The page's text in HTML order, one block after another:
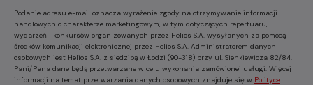
Podanie adresu e-mail oznacza wyrażenie zgody na otrzymywanie informacji
handlowych o charakterze marketingowym, w tym dotyczących repertuaru,
wydarzeń i konkursów organizowanych przez Helios S.A. wysyłanych za pomocą
środków komunikacji elektronicznej przez Helios S.A. Administratorem danych
osobowych jest Helios S.A. z siedzibą w Łodzi (90-318) przy ul. Sienkiewicza 82/84.
Pani/Pana dane będą przetwarzane w celu wykonania zamówionej usługi. Więcej
informacji na temat przetwarzania danych osobowych znajduje się w Polityce